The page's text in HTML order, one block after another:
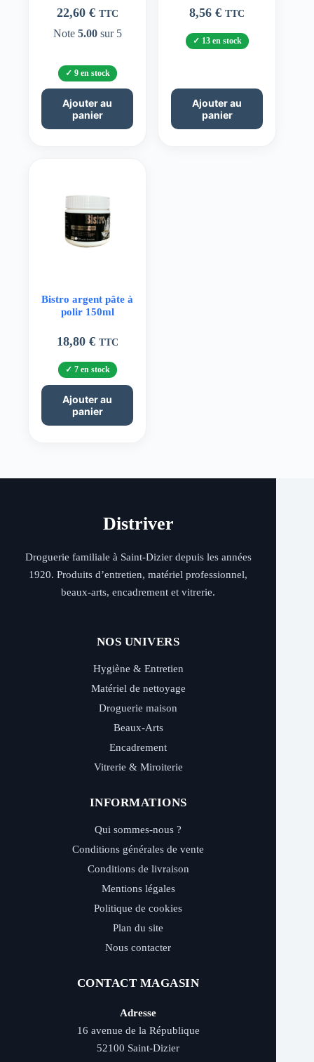
22,60 € TTC
Note 5.00sur 5
9 en stock
Ajouter au
panier
8,56€ TTC
13 en stock
Ajouter au
panier
Bistro argent pâte à
polir 150ml
18,80 € TTC
7 en stock
Ajouter au
panier
Distriver
Droguerie familiale à Saint-Dizier depuis les années
1920. Produits d’entretien, matériel professionnel,
beaux-arts, encadrement et vitrerie.
NOS UNIVERS
Hygiène & Entretien
Matériel de nettoyage
Droguerie maison
Beaux-Arts
Encadrement
Vitrerie & Miroiterie
INFORMATIONS
Qui sommes-nous ?
Conditions générales de vente
Conditions de livraison
Mentions légales
Politique de cookies
Plan du site
Nous contacter
CONTACT MAGASIN
Adresse
16 avenue de la République
52100 Saint-Dizier